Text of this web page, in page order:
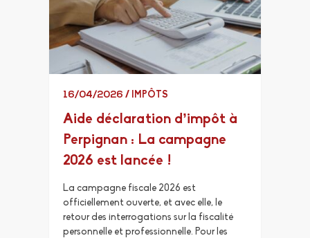
16/04/2026 / IMPÔTS
Aide déclaration d’impôt à
Perpignan : La campagne
2026 est lancée !
La campagne fiscale 2026 est
officiellement ouverte, et avec elle, le
retour des interrogations sur la fiscalité
personnelle et professionnelle. Pour les